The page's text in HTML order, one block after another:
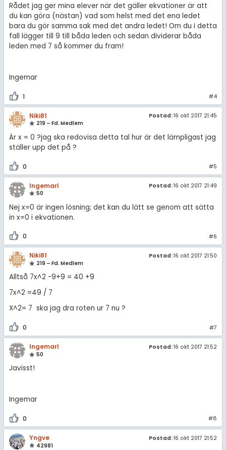
Rådet jag ger mina elever när det gäller ekvationer är att
du kan göra (nästan) vad som helst med det ena ledet
bara du gör samma sak med det andra ledet! Om du i detta
fall lägger till 9 till båda leden och sedan dividerar båda
leden med 7 så kommer du fram!
Ingemar
1 #4
Niki81
219 – Fd. Medlem
Postad:16 okt 2017 21:45
Är x = 0 ?jag ska redovisa detta tal hur är det lämpligast jag
ställer upp det på ?
0 #5
IngemarI
50
Postad:16 okt 2017 21:49
Nej x=0 är ingen lösning; det kan du lätt se genom att sätta
in x=0 i ekvationen.
0 #6
Niki81
219 – Fd. Medlem
Postad:16 okt 2017 21:50
Alltså 7x^2 -9+9 = 40 +9
7x^2 =49 / 7
X^2= 7 ska jag dra roten ur 7 nu ?
0 #7
IngemarI
50
Postad:16 okt 2017 21:52
Javisst!
Ingemar
0 #8
Yngve
42981
Postad:16 okt 2017 21:52